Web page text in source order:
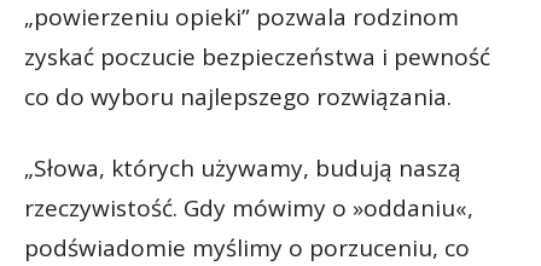
„powierzeniu opieki” pozwala rodzinom
zyskać poczucie bezpieczeństwa i pewność
co do wyboru najlepszego rozwiązania.
„Słowa, których używamy, budują naszą
rzeczywistość. Gdy mówimy o »oddaniu«,
podświadomie myślimy o porzuceniu, co